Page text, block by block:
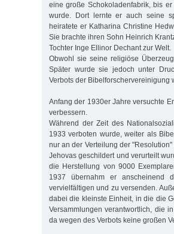
eine große Schokoladenfabrik, bis
wurde. Dort lernte er auch seine
heiratete er Katharina Christine
Sie brachte ihren Sohn Heinrich
Tochter Inge Ellinor Dechant zur Welt.
Obwohl sie seine religiöse
Später wurde sie jedoch unter
Verbots der Bibelforschervereinigung
Anfang der 1930er Jahre versuchte
verbessern.
Während der Zeit des
1933 verboten wurde, weiter als
nur an der Verteilung der
Jehovas geschildert und verurteilt
die Herstellung von 9000
1937 übernahm er anscheinend
vervielfältigen und zu versenden.
dabei die kleinste Einheit, in die die
Versammlungen verantwortlich, die
da wegen des Verbots keine großen